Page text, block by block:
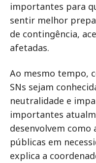
importantes para
sentir melhor
de contingência,
afetadas.
Ao mesmo tempo,
SNs sejam
neutralidade e
importantes
desenvolvem como
públicas em
explica a